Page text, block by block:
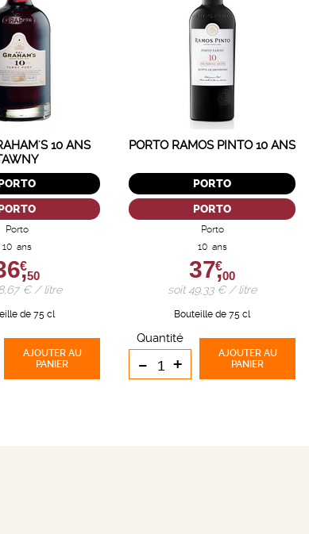
10 ANS
Porto
10 ans
€
50
€ / litre
de 75 cl
AJOUTER AU
PANIER
PORTO RAMOS PINTO 10 ANS
PORTO
PORTO
Porto
10 ans
37,
€
00
soit 49,33 € / litre
Bouteille de 75 cl
Quantité
- + AJOUTER AU
PANIER